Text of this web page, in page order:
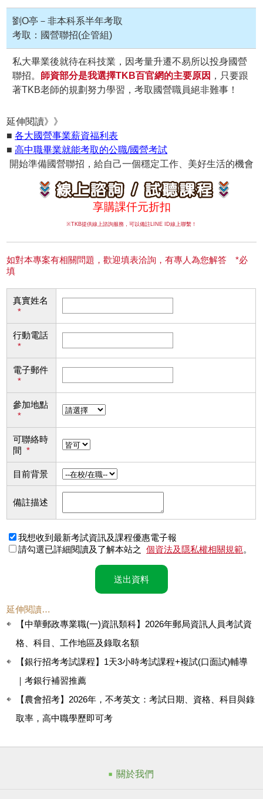
劉O亭－非本科系半年考取
考取：國營聯招(企管組)
私大畢業後就待在科技業，因考量升遷不易所以投身國營
聯招。 師資部分是我選擇TKB百官網的主要原因 ，只要跟
著TKB老師的規劃努力學習，考取國營職員絕非難事！
延伸閱讀》》
■各大國營事業薪資福利表
■高中職畢業就能考取的公職/國營考試
開始準備國營聯招，給自己一個穩定工作、美好生活的機會
享購課仟元折扣
※TKB提供線上諮詢服務，可以備註LINE ID線上聯繫！
如對本專案有相關問題，歡迎填表洽詢，有專人為您解答 *必
填
真實姓名
*
行動電話
*
電子郵件
*
參加地點
*
可聯絡時
間 *
目前背景
備註描述
我想收到最新考試資訊及課程優惠電子報
請勾選已詳細閱讀及了解本站之
個資法及隱私權相關規範。
送出資料
延伸閱讀…
【中華郵政專業職(一)資訊類科】2026年郵局資訊人員考試資
格、科目、工作地區及錄取名額
【銀行招考考試課程】1天3小時考試課程+複試(口面試)輔導
｜考銀行補習推薦
【農會招考】2026年，不考英文：考試日期、資格、科目與錄
取率，高中職學歷即可考
關於我們